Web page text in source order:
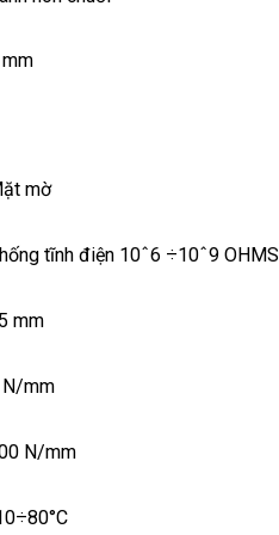
mờ
tĩnh điện 10ˆ6 ÷10ˆ9 OHMS
mm
mm
N/mm